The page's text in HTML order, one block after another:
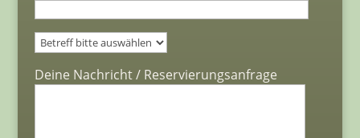
Deine Nachricht / Reservierungsanfrage